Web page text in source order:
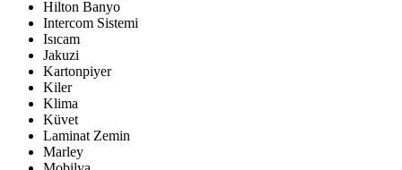
Hilton Banyo
Intercom Sistemi
Isıcam
Jakuzi
Kartonpiyer
Kiler
Klima
Küvet
Laminat Zemin
Marley